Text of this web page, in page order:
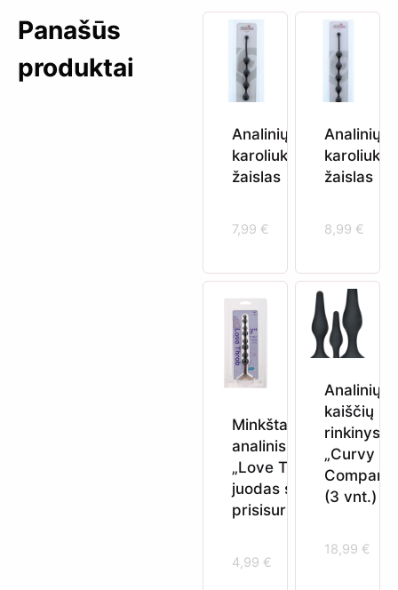
Panašūs
produktai
Analinių
karoliukų
žaislas
7,99 €
Analinių
karoliukų
žaislas
8,99 €
Minkštas
analinis dildo
„Love Throb“
juodas su
prisisurbtuku
4,99 €
Analinių
kaiščių
rinkinys
„Curvy
(3 vnt.)
18,99 €